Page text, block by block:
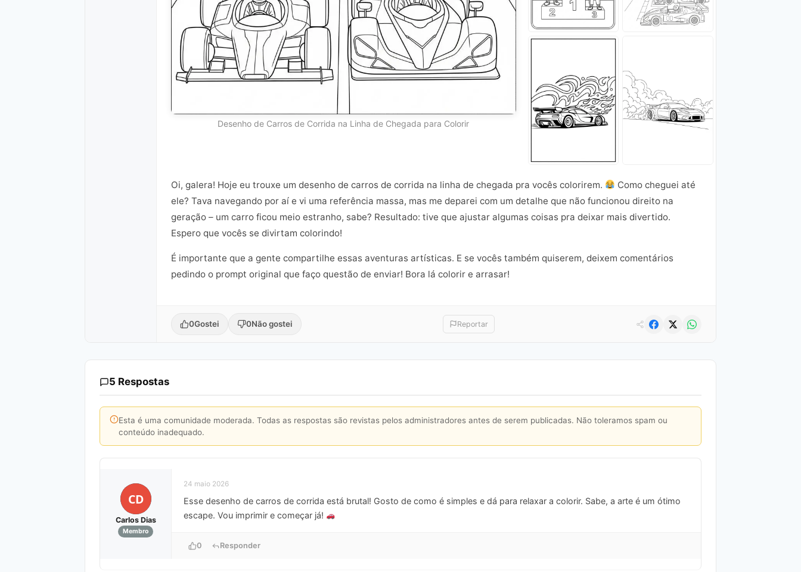
Desenho de Carros de Corrida na Linha de Chegada para Colorir
Oi, galera! Hoje eu trouxe um desenho de carros de corrida na linha de chegada pra vocês colorirem.
Como cheguei até
ele? Tava navegando por aí e vi uma referência massa, mas me deparei com um detalhe que não funcionou direito na
geração – um carro ficou meio estranho, sabe? Resultado: tive que ajustar algumas coisas pra deixar mais divertido.
Espero que vocês se divirtam colorindo!
É importante que a gente compartilhe essas aventuras artísticas. E se vocês também quiserem, deixem comentários
pedindo o prompt original que faço questão de enviar! Bora lá colorir e arrasar!
0Gostei 0Não gostei Reportar
5 Respostas
Esta é uma comunidade moderada. Todas as respostas são revistas pelos administradores antes de serem publicadas. Não toleramos spam ou
conteúdo inadequado.
CD
Carlos Dias
Membro
24 maio 2026
Esse desenho de carros de corrida está brutal! Gosto de como é simples e dá para relaxar a colorir. Sabe, a arte é um ótimo
escape. Vou imprimir e começar já!
0 Responder